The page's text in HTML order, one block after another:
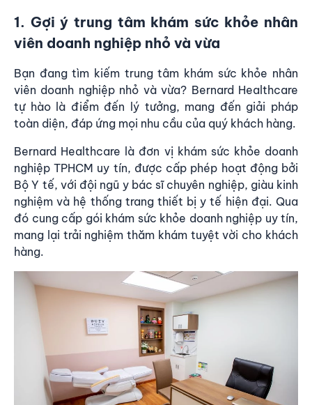
1. Gợi ý trung tâm khám sức khỏe nhân
viên doanh nghiệp nhỏ và vừa
Bạn đang tìm kiếm trung tâm khám sức khỏe nhân
viên doanh nghiệp nhỏ và vừa? Bernard Healthcare
tự hào là điểm đến lý tưởng, mang đến giải pháp
toàn diện, đáp ứng mọi nhu cầu của quý khách hàng.
Bernard Healthcare là đơn vị khám sức khỏe doanh
nghiệp TPHCM uy tín, được cấp phép hoạt động bởi
Bộ Y tế, với đội ngũ y bác sĩ chuyên nghiệp, giàu kinh
nghiệm và hệ thống trang thiết bị y tế hiện đại. Qua
đó cung cấp gói khám sức khỏe doanh nghiệp uy tín,
mang lại trải nghiệm thăm khám tuyệt vời cho khách
hàng.